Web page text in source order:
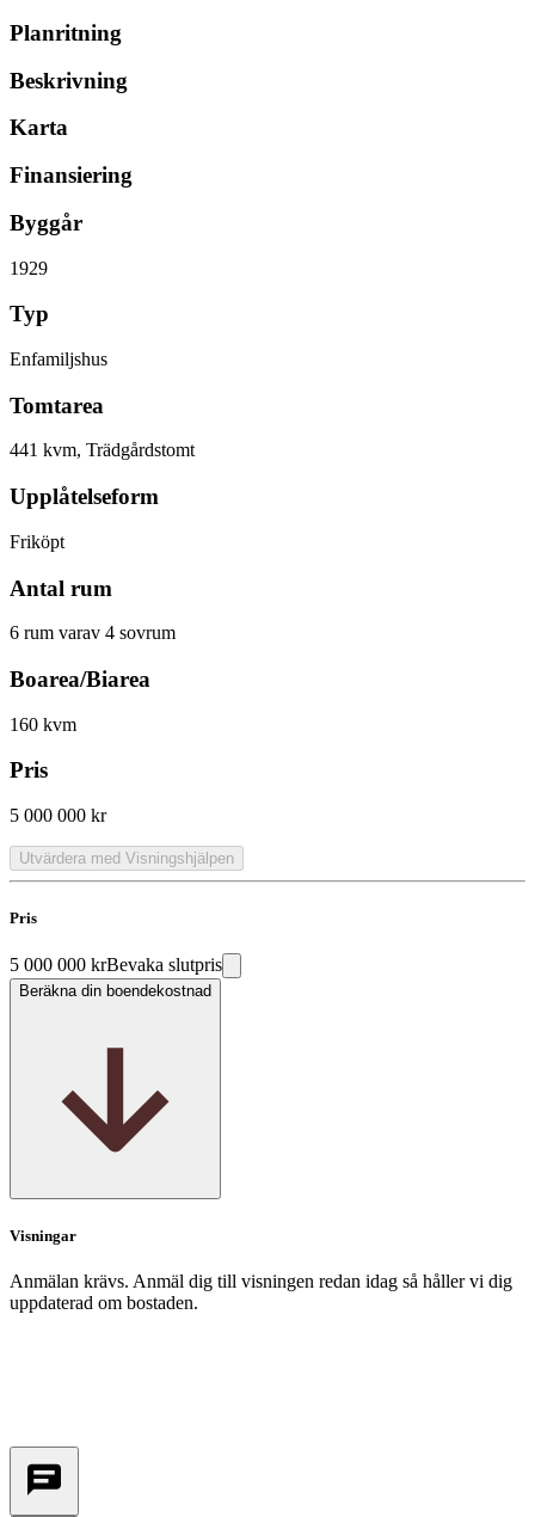
Planritning
Beskrivning
Karta
Finansiering
Byggår
1929
Typ
Enfamiljshus
Tomtarea
441 kvm, Trädgårdstomt
Upplåtelseform
Friköpt
Antal rum
6 rum varav 4 sovrum
Boarea/Biarea
160 kvm
Pris
5 000 000 kr
Utvärdera med Visningshjälpen
Pris
5 000 000 krBevaka slutpris
Beräkna din boendekostnad
Visningar
Anmälan krävs. Anmäl dig till visningen redan idag så håller vi dig
uppdaterad om bostaden.